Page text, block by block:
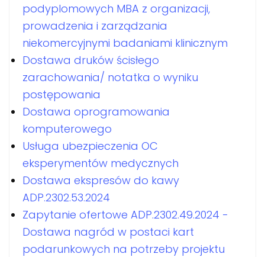
podyplomowych MBA z organizacji,
prowadzenia i zarządzania
niekomercyjnymi badaniami klinicznym
Dostawa druków ścisłego
zarachowania/ notatka o wyniku
postępowania
Dostawa oprogramowania
komputerowego
Usługa ubezpieczenia OC
eksperymentów medycznych
Dostawa ekspresów do kawy
ADP.2302.53.2024
Zapytanie ofertowe ADP.2302.49.2024 -
Dostawa nagród w postaci kart
podarunkowych na potrzeby projektu